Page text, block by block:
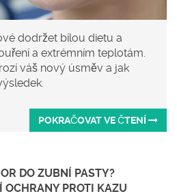
dodržet bílou dietu a
a extrémním teplotám.
váš nový úsměv a jak
POKRAČOVAT VE ČTENÍ
DO ZUBNÍ PASTY?
OCHRANY PROTI KAZU